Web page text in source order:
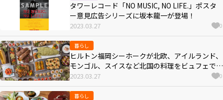
タワーレコード「NO MUSIC, NO LIFE.」ポスタ
ー意見広告シリーズに坂本龍一が登場！
2023.03.27 0
暮らし
ヒルトン福岡シーホークが北欧、アイルランド、
モンゴル、スイスなど北国の料理をビュフェで開
催！
2023.03.27 0
暮らし